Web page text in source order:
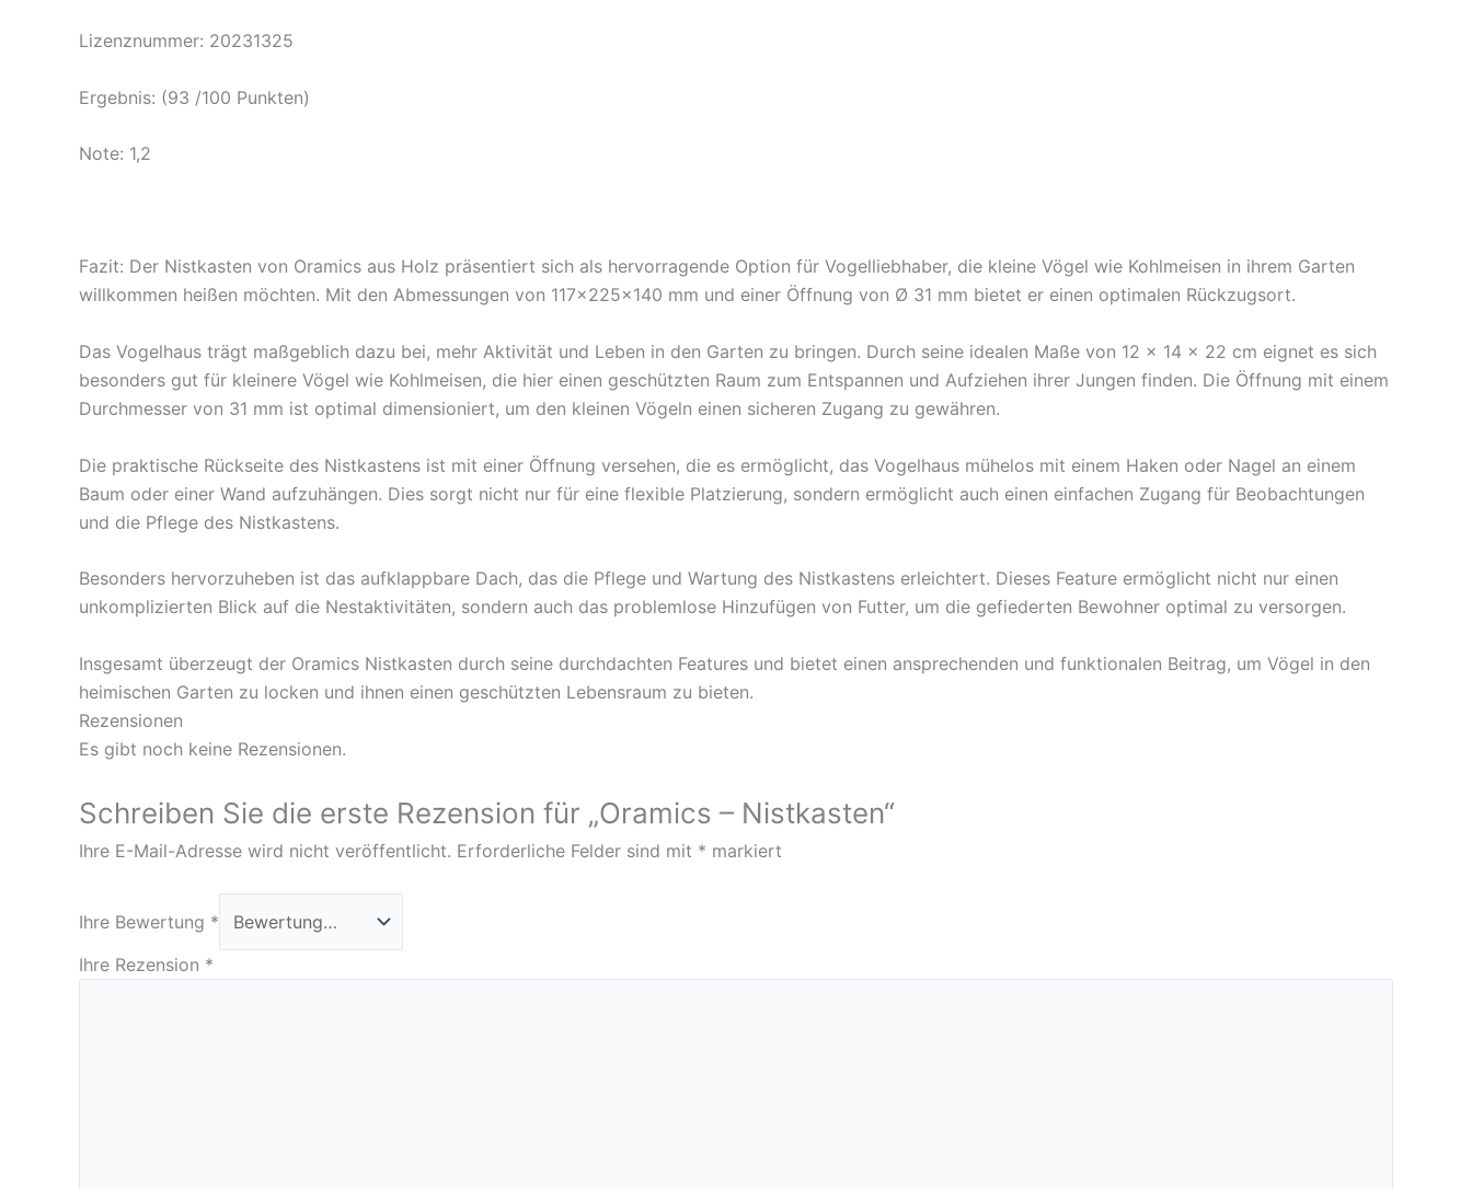
Lizenznummer: 20231325
Ergebnis: (93 /100 Punkten)
Note: 1,2
Fazit: Der Nistkasten von Oramics aus Holz präsentiert sich als hervorragende Option für Vogelliebhaber, die kleine Vögel wie Kohlmeisen in ihrem Garten
willkommen heißen möchten. Mit den Abmessungen von 117x225x140 mm und einer Öffnung von Ø 31 mm bietet er einen optimalen Rückzugsort.
Das Vogelhaus trägt maßgeblich dazu bei, mehr Aktivität und Leben in den Garten zu bringen. Durch seine idealen Maße von 12 x 14 x 22 cm eignet es sich
besonders gut für kleinere Vögel wie Kohlmeisen, die hier einen geschützten Raum zum Entspannen und Aufziehen ihrer Jungen finden. Die Öffnung mit einem
Durchmesser von 31 mm ist optimal dimensioniert, um den kleinen Vögeln einen sicheren Zugang zu gewähren.
Die praktische Rückseite des Nistkastens ist mit einer Öffnung versehen, die es ermöglicht, das Vogelhaus mühelos mit einem Haken oder Nagel an einem
Baum oder einer Wand aufzuhängen. Dies sorgt nicht nur für eine flexible Platzierung, sondern ermöglicht auch einen einfachen Zugang für Beobachtungen
und die Pflege des Nistkastens.
Besonders hervorzuheben ist das aufklappbare Dach, das die Pflege und Wartung des Nistkastens erleichtert. Dieses Feature ermöglicht nicht nur einen
unkomplizierten Blick auf die Nestaktivitäten, sondern auch das problemlose Hinzufügen von Futter, um die gefiederten Bewohner optimal zu versorgen.
Insgesamt überzeugt der Oramics Nistkasten durch seine durchdachten Features und bietet einen ansprechenden und funktionalen Beitrag, um Vögel in den
heimischen Garten zu locken und ihnen einen geschützten Lebensraum zu bieten.
Rezensionen
Es gibt noch keine Rezensionen.
Schreiben Sie die erste Rezension für „Oramics – Nistkasten“
Ihre E-Mail-Adresse wird nicht veröffentlicht. Erforderliche Felder sind mit * markiert
Ihre Bewertung *
Ihre Rezension *